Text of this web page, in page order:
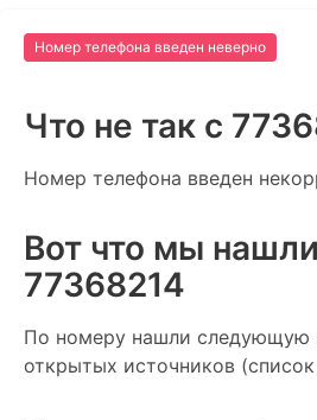
Номер телефона введен неверно
Что не так c
Номер телефона введен
Вот что мы
77368214
По номеру нашли следующую
открытых источников